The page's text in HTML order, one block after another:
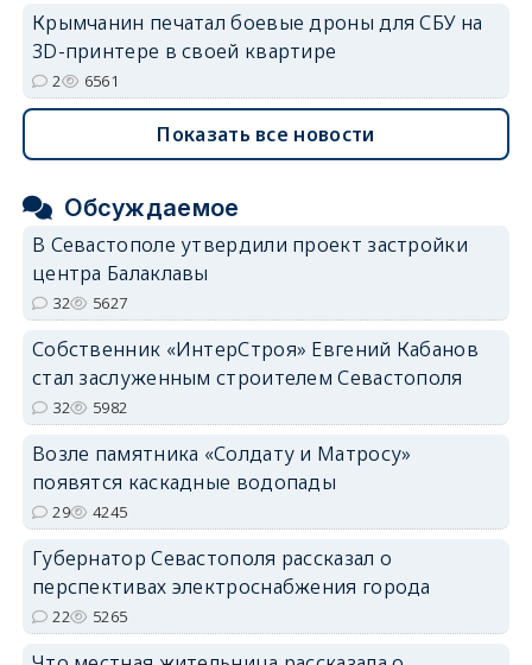
Крымчанин печатал боевые дроны для СБУ на
3D-принтере в своей квартире
2 6561
Показать все новости
Обсуждаемое
В Севастополе утвердили проект застройки
центра Балаклавы
32 5627
Собственник «ИнтерСтроя» Евгений Кабанов
стал заслуженным строителем Севастополя
32 5982
Возле памятника «Солдату и Матросу»
появятся каскадные водопады
29 4245
Губернатор Севастополя рассказал о
перспективах электроснабжения города
22 5265